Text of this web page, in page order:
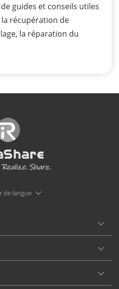
guides et conseils utiles
la récupération de
la réparation du
de langue